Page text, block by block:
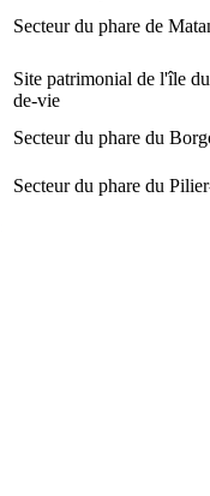
Secteur du phare de
Site patrimonial de l'île
de-vie
Secteur du phare du
Secteur du phare du